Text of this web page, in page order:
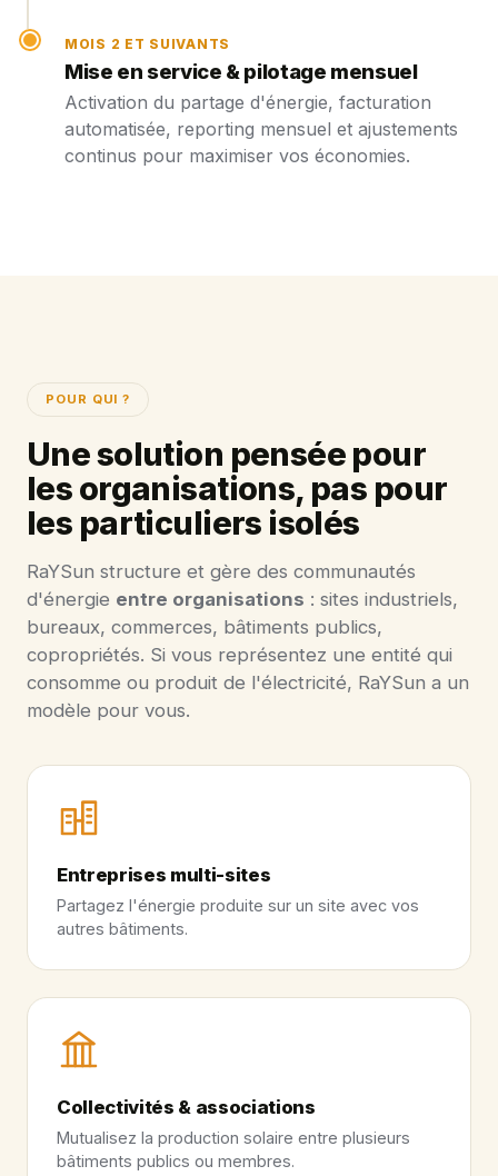
MOIS 2 ET SUIVANTS
Mise en service & pilotage mensuel
Activation du partage d'énergie, facturation
automatisée, reporting mensuel et ajustements
continus pour maximiser vos économies.
POUR QUI ?
Une solution pensée pour
les organisations, pas pour
les particuliers isolés
RaYSun structure et gère des communautés
d'énergie entre organisations : sites industriels,
bureaux, commerces, bâtiments publics,
copropriétés. Si vous représentez une entité qui
consomme ou produit de l'électricité, RaYSun a un
modèle pour vous.
Entreprises multi-sites
Partagez l'énergie produite sur un site avec vos
autres bâtiments.
Collectivités & associations
Mutualisez la production solaire entre plusieurs
bâtiments publics ou membres.